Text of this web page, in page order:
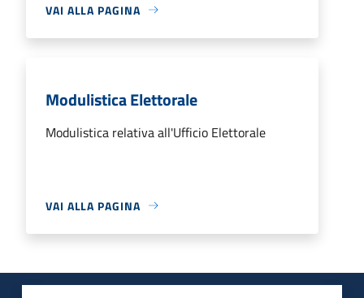
VAI ALLA PAGINA
Modulistica Elettorale
Modulistica relativa all'Ufficio Elettorale
VAI ALLA PAGINA